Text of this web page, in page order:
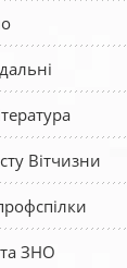
Вітчизни
ЗНО